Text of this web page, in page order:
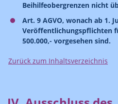
Beihilfeobergrenzen nicht
Art. 9 AGVO, wonach ab 1.
Veröffentlichungspflichten
500.000,- vorgesehen sind.
Zurück zum Inhaltsverzeichnis